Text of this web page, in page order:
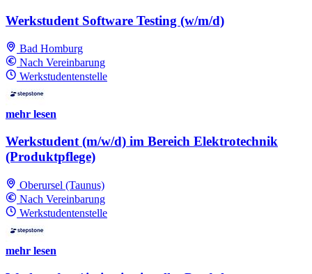
Werkstudent Software Testing (w/m/d)
Bad Homburg
Nach Vereinbarung
Werkstudentenstelle
mehr lesen
Werkstudent (m/w/d) im Bereich Elektrotechnik
(Produktpflege)
Oberursel (Taunus)
Nach Vereinbarung
Werkstudentenstelle
mehr lesen